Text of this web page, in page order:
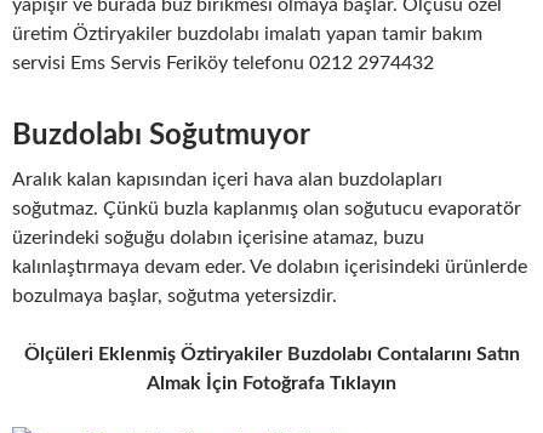
yapışır ve burada buz birikmesi olmaya başlar. Ölçüsü özel
üretim Öztiryakiler buzdolabı imalatı yapan tamir bakım
servisi Ems Servis Feriköy telefonu 0212 2974432
Buzdolabı Soğutmuyor
Aralık kalan kapısından içeri hava alan buzdolapları
soğutmaz. Çünkü buzla kaplanmış olan soğutucu evaporatör
üzerindeki soğuğu dolabın içerisine atamaz, buzu
kalınlaştırmaya devam eder. Ve dolabın içerisindeki ürünlerde
bozulmaya başlar, soğutma yetersizdir.
Ölçüleri Eklenmiş Öztiryakiler Buzdolabı Contalarını Satın
Almak İçin Fotoğrafa Tıklayın